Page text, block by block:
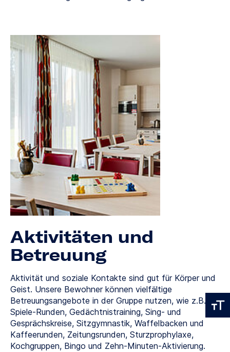
Aktivitäten und
Betreuung
Aktivität und soziale Kontakte sind gut für Körper und
Geist. Unsere Bewohner können vielfältige
Betreuungsangebote in der Gruppe nutzen, wie z.B.
Spiele-Runden, Gedächtnistraining, Sing- und
Gesprächskreise, Sitzgymnastik, Waffelbacken und
Kaffeerunden, Zeitungsrunden, Sturzprophylaxe,
Kochgruppen, Bingo und Zehn-Minuten-Aktivierung.